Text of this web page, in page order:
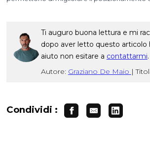
Ti auguro buona lettura e mi
dopo aver letto questo articolo
aiuto non esitare a contattarmi.
Autore: Graziano De Maio |
Condividi :